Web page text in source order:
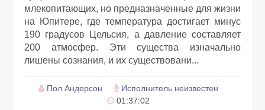
млекопитающих, но предназначенные для жизни
на Юпитере, где температура достигает минус
190 градусов Цельсия, а давление составляет
200 атмосфер. Эти существа изначально
лишены сознания, и их существовани...
Пол Андерсон
Исполнитель неизвестен
01:37:02